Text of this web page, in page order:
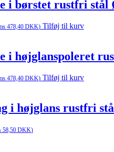
i børstet rustfri stål
478,40 DKK) Tilføj til kurv
i højglanspoleret
478,40 DKK) Tilføj til kurv
i højglans rustfri
58,50 DKK)